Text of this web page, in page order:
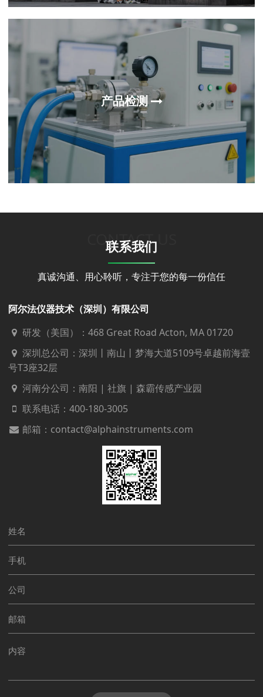
产品检测
联系我们
CONTACT US
真诚沟通、用心聆听，专注于您的每一份信任
阿尔法仪器技术（深圳）有限公司
研发（美国）：468 Great Road Acton, MA 01720
深圳总公司：深圳丨南山丨梦海大道5109号卓越前海壹
号T3座32层
河南分公司：南阳 | 社旗 | 森霸传感产业园
联系电话： 400-180-3005
邮箱：contact@alphainstruments.com